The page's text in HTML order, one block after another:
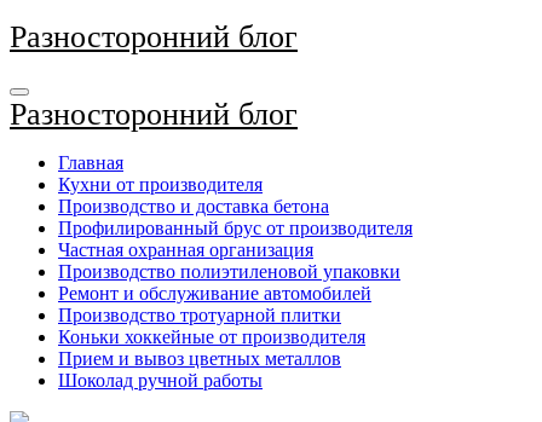
Перейти
к
Разносторонний блог
Разносторонний блог
Главная
Кухни от производителя
Производство и доставка бетона
Профилированный брус от производителя
Частная охранная организация
Производство полиэтиленовой упаковки
Ремонт и обслуживание автомобилей
Производство тротуарной плитки
Коньки хоккейные от производителя
Прием и вывоз цветных металлов
Шоколад ручной работы